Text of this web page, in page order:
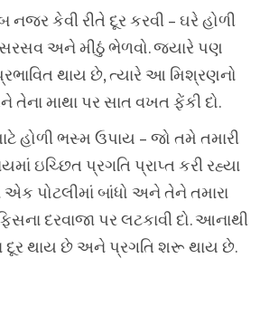
કેવી રીતે દૂર કરવી – ઘરે હોળી
અને મીઠું ભેળવો. જ્યારે પણ
થાય છે, ત્યારે આ મિશ્રણનો
માથા પર સાત વખત ફેંકી દો.
હોળી ભસ્મ ઉપાય – જો તમે તમારી
ઇચ્છિત પ્રગતિ પ્રાપ્ત કરી રહ્યા
પોટલીમાં બાંધો અને તેને તમારા
દરવાજા પર લટકાવી દો. આનાથી
દૂર થાય છે અને પ્રગતિ શરૂ થાય છે.